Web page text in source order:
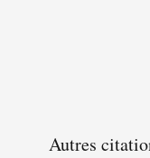
Autres